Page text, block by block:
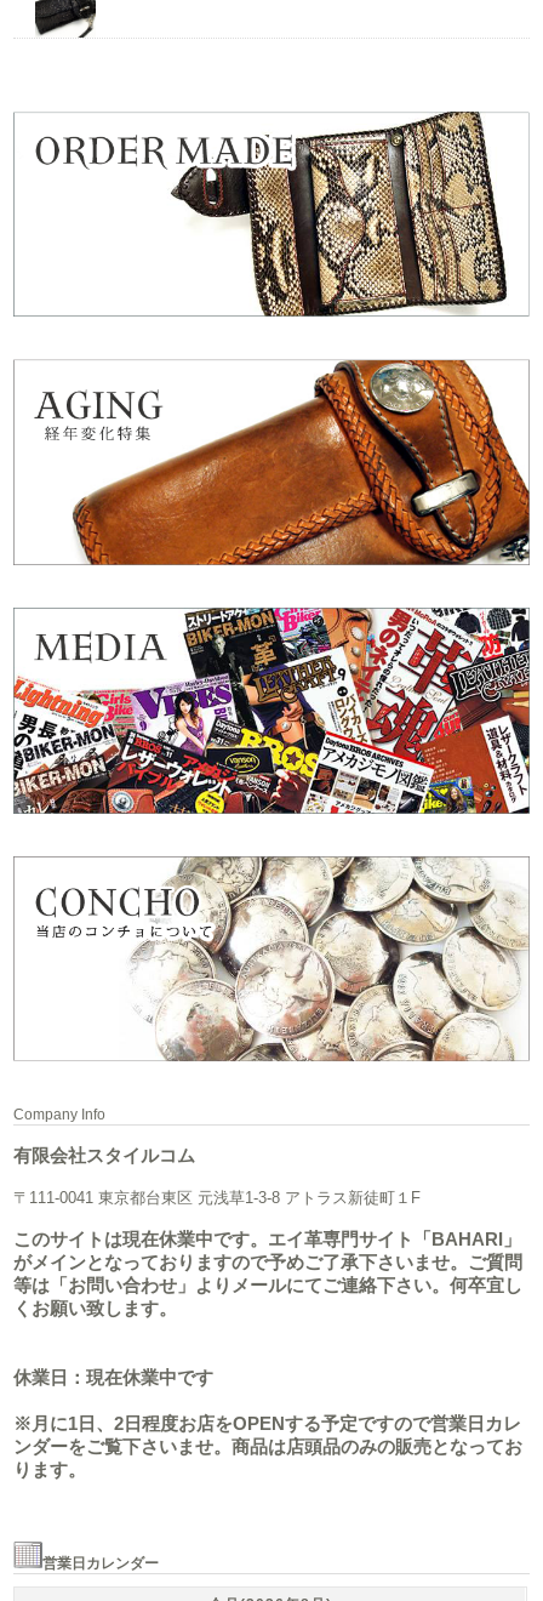
Company Info
有限会社スタイルコム
〒111-0041 東京都台東区 元浅草1-3-8 アトラス新徒町１F
このサイトは現在休業中です。エイ革専門サイト「BAHARI」
がメインとなっておりますので予めご了承下さいませ。ご質問
等は「お問い合わせ」よりメールにてご連絡下さい。何卒宜し
くお願い致します。
休業日：現在休業中です
※月に1日、2日程度お店をOPENする予定ですので営業日カレ
ンダーをご覧下さいませ。商品は店頭品のみの販売となってお
ります。
営業日カレンダー